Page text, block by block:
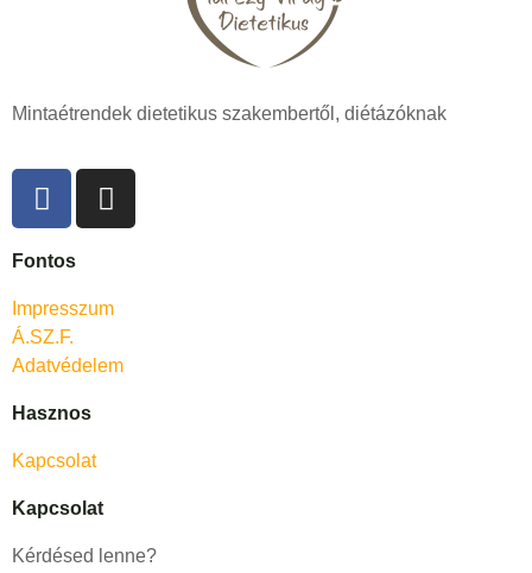
Mintaétrendek dietetikus szakembertől, diétázóknak
Fontos
Impresszum
Á.SZ.F.
Adatvédelem
Hasznos
Kapcsolat
Kapcsolat
Kérdésed lenne?